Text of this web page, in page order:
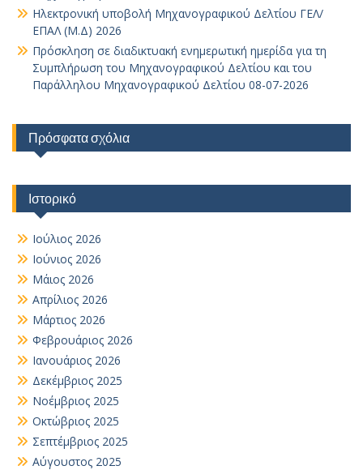
Ηλεκτρονική υποβολή Μηχανογραφικού Δελτίου ΓΕΛ/
ΕΠΑΛ (Μ.Δ) 2026
Πρόσκληση σε διαδικτυακή ενημερωτική ημερίδα για τη
Συμπλήρωση του Μηχανογραφικού Δελτίου και του
Παράλληλου Μηχανογραφικού Δελτίου 08-07-2026
Πρόσφατα σχόλια
Ιστορικό
Ιούλιος 2026
Ιούνιος 2026
Μάιος 2026
Απρίλιος 2026
Μάρτιος 2026
Φεβρουάριος 2026
Ιανουάριος 2026
Δεκέμβριος 2025
Νοέμβριος 2025
Οκτώβριος 2025
Σεπτέμβριος 2025
Αύγουστος 2025